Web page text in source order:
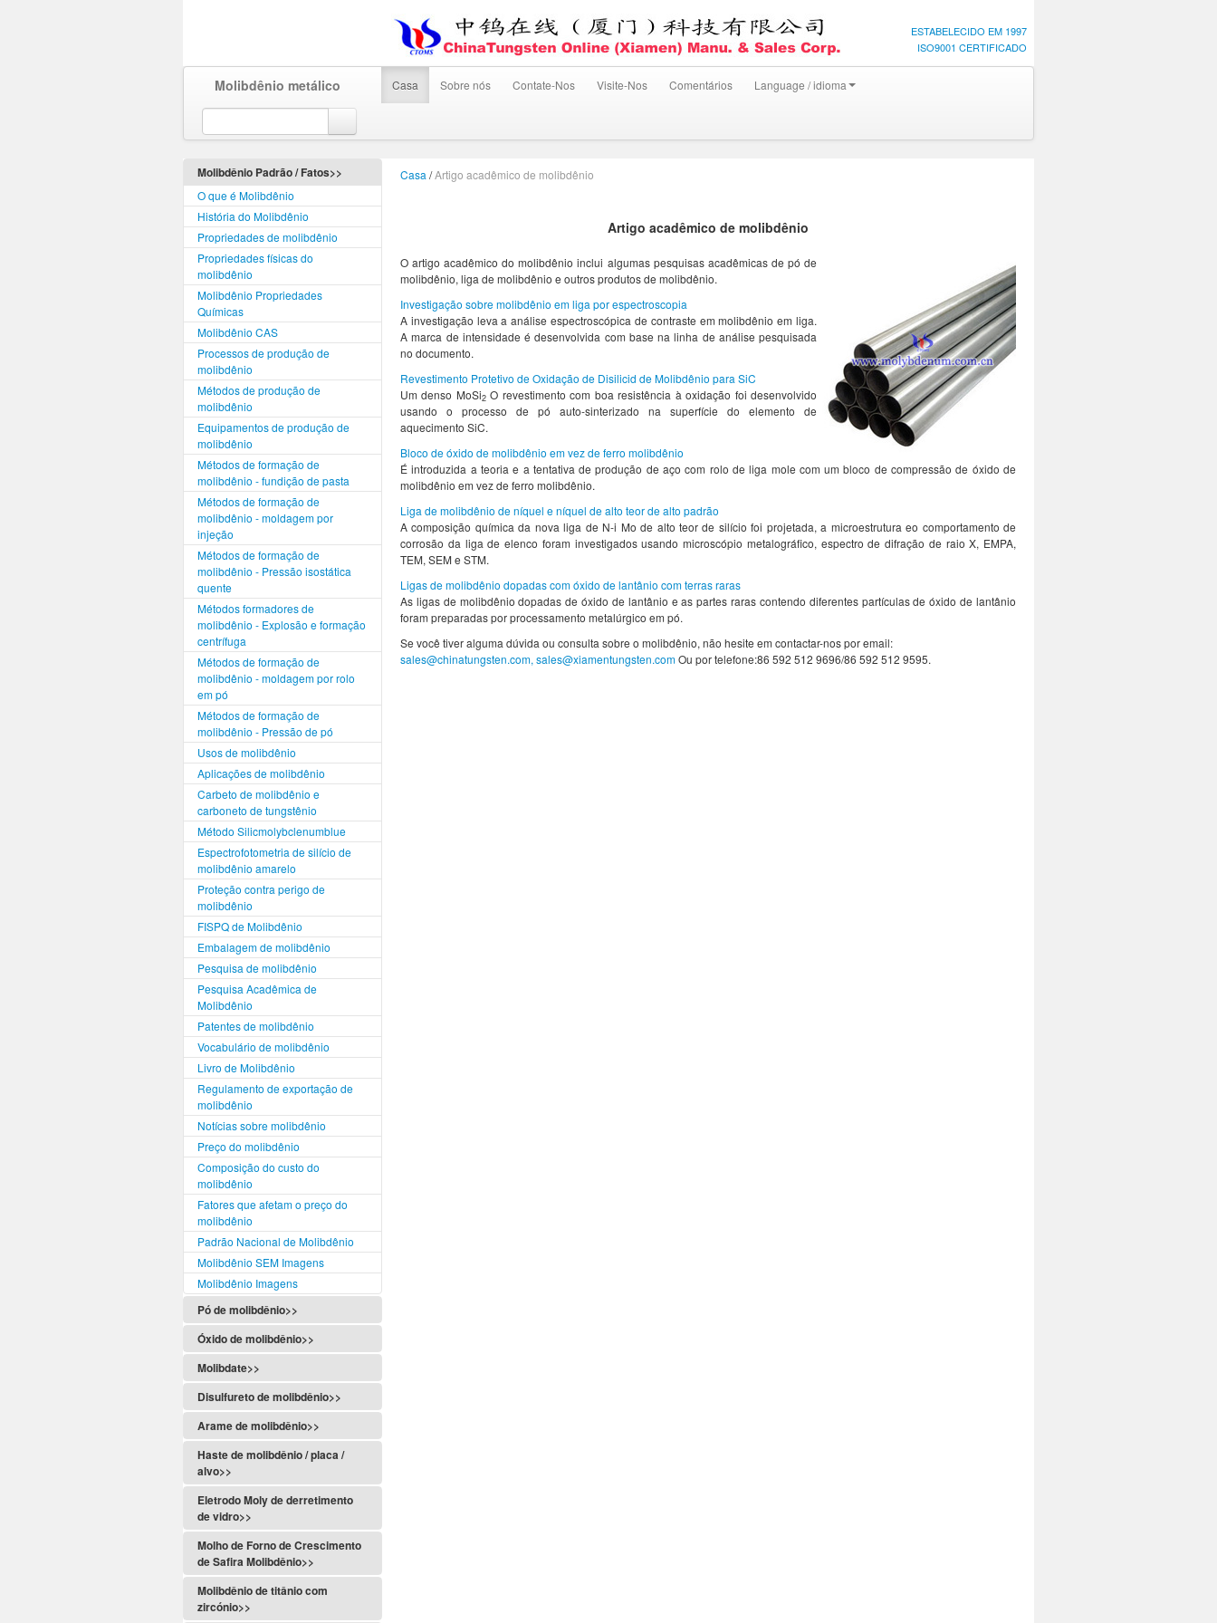
ESTABELECIDO EM 1997
ISO9001 CERTIFICADO
Molibdênio metálico Casa Sobre nós Contate-Nos Visite-Nos Comentários Language / idioma
Molibdênio Padrão / Fatos>>
O que é Molibdênio
História do Molibdênio
Propriedades de molibdênio
Propriedades físicas do
molibdênio
Molibdênio Propriedades
Químicas
Molibdênio CAS
Processos de produção de
molibdênio
Métodos de produção de
molibdênio
Equipamentos de produção de
molibdênio
Métodos de formação de
molibdênio - fundição de pasta
Métodos de formação de
molibdênio - moldagem por
injeção
Métodos de formação de
molibdênio - Pressão isostática
quente
Métodos formadores de
molibdênio - Explosão e formação
centrífuga
Métodos de formação de
molibdênio - moldagem por rolo
em pó
Métodos de formação de
molibdênio - Pressão de pó
Usos de molibdênio
Aplicações de molibdênio
Carbeto de molibdênio e
carboneto de tungstênio
Método Silicmolybclenumblue
Espectrofotometria de silício de
molibdênio amarelo
Proteção contra perigo de
molibdênio
FISPQ de Molibdênio
Embalagem de molibdênio
Pesquisa de molibdênio
Pesquisa Acadêmica de
Molibdênio
Patentes de molibdênio
Vocabulário de molibdênio
Livro de Molibdênio
Regulamento de exportação de
molibdênio
Notícias sobre molibdênio
Preço do molibdênio
Composição do custo do
molibdênio
Fatores que afetam o preço do
molibdênio
Padrão Nacional de Molibdênio
Molibdênio SEM Imagens
Molibdênio Imagens
Pó de molibdênio>>
Óxido de molibdênio>>
Molibdate>>
Disulfureto de molibdênio>>
Arame de molibdênio>>
Haste de molibdênio / placa /
alvo>>
Eletrodo Moly de derretimento
de vidro>>
Molho de Forno de Crescimento
de Safira Molibdênio>>
Molibdênio de titânio com
zircónio>>
Casa /Artigo acadêmico de molibdênio
Artigo acadêmico de molibdênio
O artigo acadêmico do molibdênio inclui algumas pesquisas acadêmicas de pó de
molibdênio, liga de molibdênio e outros produtos de molibdênio.
Investigação sobre molibdênio em liga por espectroscopia
A investigação leva a análise espectroscópica de contraste em molibdênio em liga.
A marca de intensidade é desenvolvida com base na linha de análise pesquisada
no documento.
Revestimento Protetivo de Oxidação de Disilicid de Molibdênio para SiC
Um denso MoSi2O revestimento com boa resistência à oxidação foi desenvolvido
usando o processo de pó auto-sinterizado na superfície do elemento de
aquecimento SiC.
Bloco de óxido de molibdênio em vez de ferro molibdênio
É introduzida a teoria e a tentativa de produção de aço com rolo de liga mole com um bloco de compressão de óxido de
molibdênio em vez de ferro molibdênio.
Liga de molibdênio de níquel e níquel de alto teor de alto padrão
A composição química da nova liga de N-i Mo de alto teor de silício foi projetada, a microestrutura eo comportamento de
corrosão da liga de elenco foram investigados usando microscópio metalográfico, espectro de difração de raio X, EMPA,
TEM, SEM e STM.
Ligas de molibdênio dopadas com óxido de lantânio com terras raras
As ligas de molibdênio dopadas de óxido de lantânio e as partes raras contendo diferentes partículas de óxido de lantânio
foram preparadas por processamento metalúrgico em pó.
Se você tiver alguma dúvida ou consulta sobre o molibdênio, não hesite em contactar-nos por email:
sales@chinatungsten.com, sales@xiamentungsten.comOu por telefone:86 592 512 9696/86 592 512 9595.